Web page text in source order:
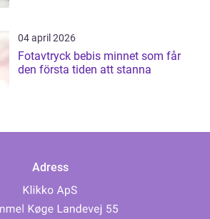
04 april 2026
Fotavtryck bebis minnet som får
den första tiden att stanna
Adress